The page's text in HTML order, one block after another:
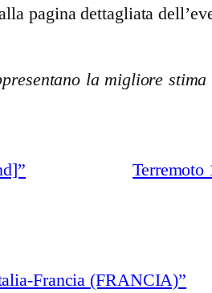
pagina dettagliata
la migliore
Terremoto
Francia (FRANCIA)”